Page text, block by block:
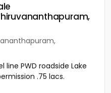
line PWD roadside Lake
.75 lacs.